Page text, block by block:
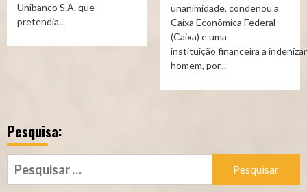
Unibanco S.A. que
pretendia...
unanimidade, condenou a
Caixa Econômica Federal
(Caixa) e uma
instituição financeira a
homem, por...
Pesquisa:
Pesquisar
por: